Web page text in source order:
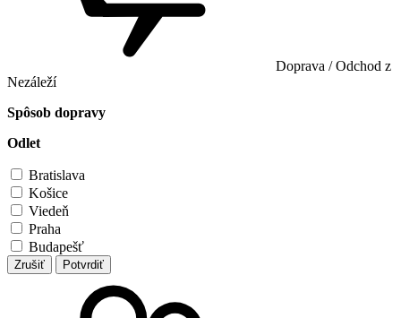
Doprava / Odchod z
Nezáleží
Spôsob dopravy
Odlet
Bratislava
Košice
Viedeň
Praha
Budapešť
Zrušiť Potvrdiť